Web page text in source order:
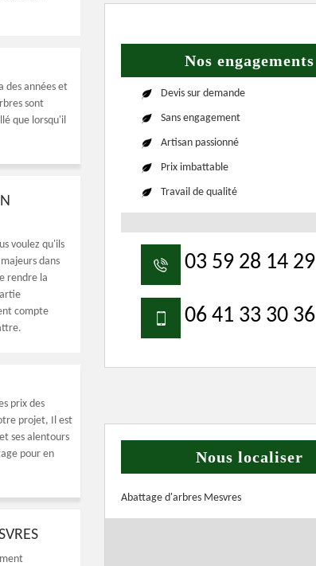
des années et
sont
que lorsqu'il
voulez qu'ils
dans
rendre la
compte
prix des
projet, Il est
ses alentours
pour en
Nos engagements
Devis sur demande
Sans engagement
Artisan passionné
Prix imbattable
Travail de qualité
03 59 28 14 29
06 41 33 30 36
Nous localiser
Abattage d'arbres Mesvres